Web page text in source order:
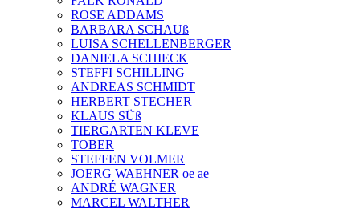
ROSE ADDAMS
BARBARA SCHAUß
LUISA SCHELLENBERGER
DANIELA SCHIECK
STEFFI SCHILLING
ANDREAS SCHMIDT
HERBERT STECHER
KLAUS SÜß
TIERGARTEN KLEVE
TOBER
STEFFEN VOLMER
JOERG WAEHNER oe ae
ANDRÉ WAGNER
MARCEL WALTHER